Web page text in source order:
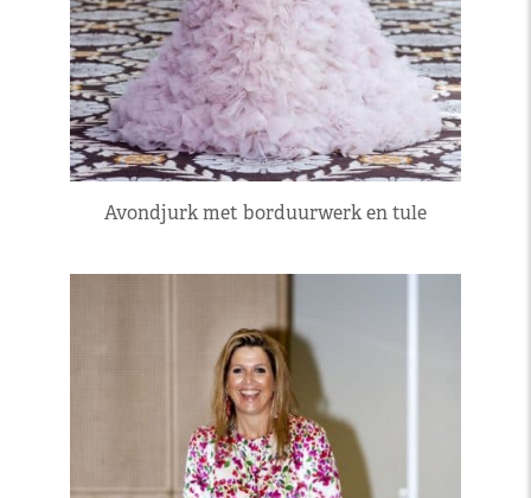
Avondjurk met borduurwerk en tule